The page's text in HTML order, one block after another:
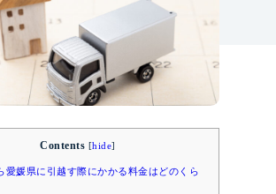
Contents [hide]
愛媛県に引越す際にかかる料金はどのくら